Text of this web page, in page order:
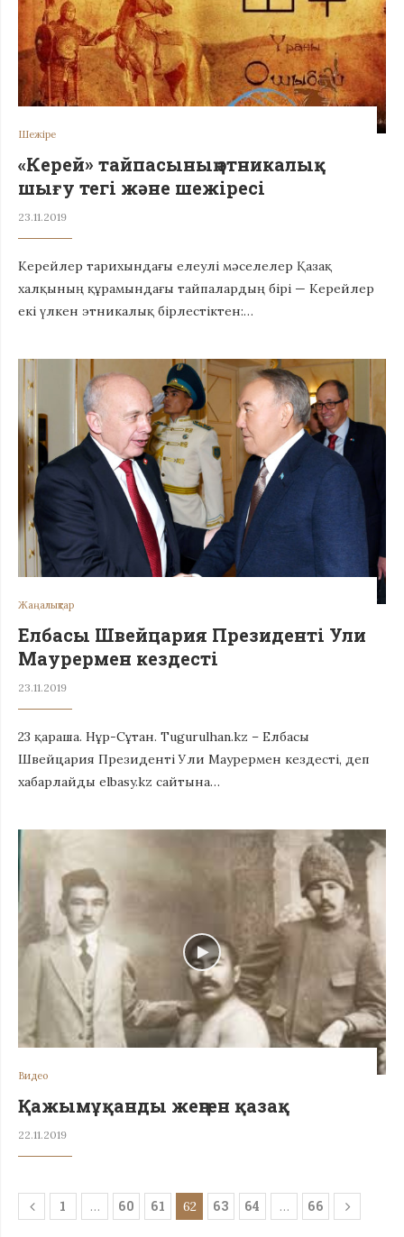
Шежіре
«Керей» тайпасының этникалық
шығу тегі жəне шежіресі
23.11.2019
Керейлер тарихындағы елеулі мəселелер Қазақ
халқының құрамындағы тайпалардың бірі — Керейлер
екі үлкен этникалық бірлестіктен:…
Жаңалықтар
Елбасы Швейцария Президенті Ули
Маурермен кездесті
23.11.2019
23 қараша. Нұр-Сұтан. Tugurulhan.kz – Елбасы
Швейцария Президенті Ули Маурермен кездесті, деп
хабарлайды elbasy.kz сайтына…
Видео
Қажымұқанды жеңген қазақ
22.11.2019
1 … 60 61 62 63 64 … 66